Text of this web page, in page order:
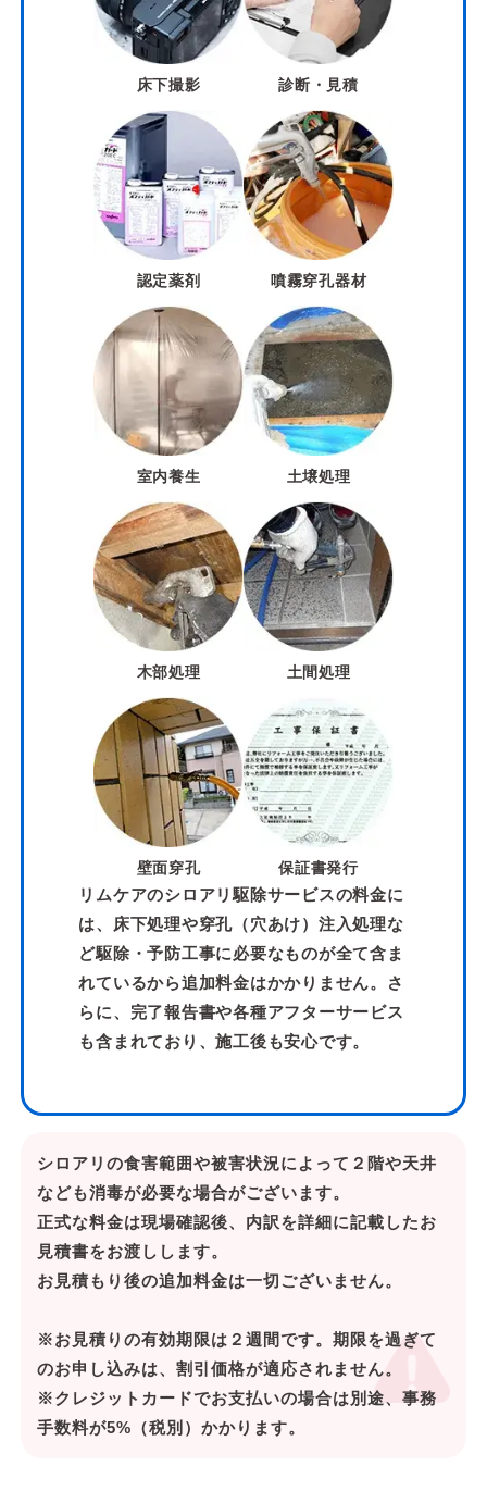
床下撮影 診断・見積
認定薬剤 噴霧穿孔器材
室内養生 土壌処理
木部処理 土間処理
壁面穿孔 保証書発行
リムケアのシロアリ駆除サービスの料金に
は、床下処理や穿孔（穴あけ）注入処理な
ど駆除・予防工事に必要なものが全て含ま
れているから追加料金はかかりません。さ
らに、完了報告書や各種アフターサービス
も含まれており、施工後も安心です。
シロアリの食害範囲や被害状況によって２階や天井
なども消毒が必要な場合がございます。
正式な料金は現場確認後、内訳を詳細に記載したお
見積書をお渡しします。
お見積もり後の追加料金は一切ございません。
※お見積りの有効期限は２週間です。期限を過ぎて
のお申し込みは、割引価格が適応されません。
※クレジットカードでお支払いの場合は別途、事務
手数料が5%（税別）かかります。